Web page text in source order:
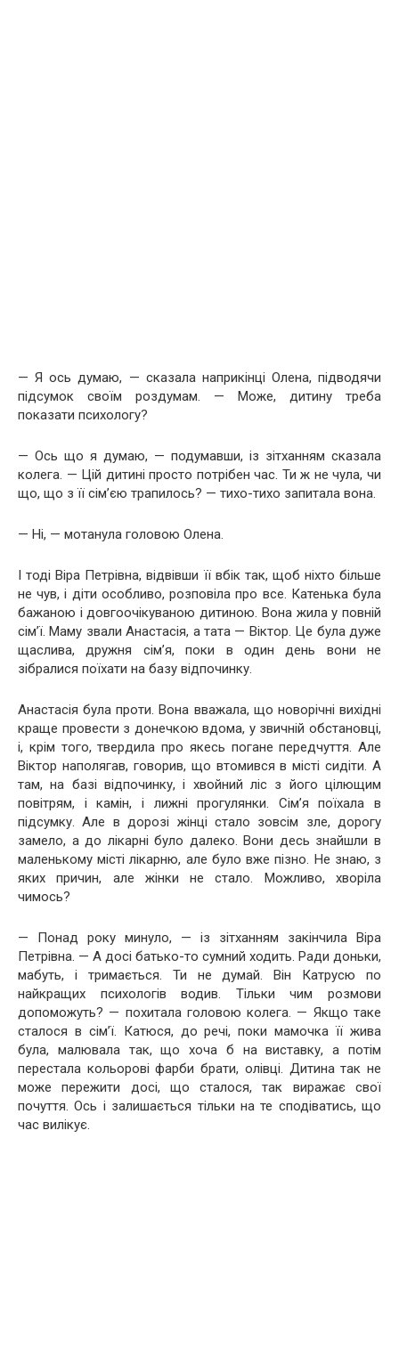
— Я ось думаю, — сказала наприкінці Олена, підводячи
підсумок своїм роздумам. — Може, дитину треба
показати психологу?
— Ось що я думаю, — подумавши, із зітханням сказала
колега. — Цій дитині просто потрібен час. Ти ж не чула, чи
що, що з її сім’єю трапилось? — тихо-тихо запитала вона.
— Ні, — мотанула головою Олена.
І тоді Віра Петрівна, відвівши її вбік так, щоб ніхто більше
не чув, і діти особливо, розповіла про все. Катенька була
бажаною і довгоочікуваною дитиною. Вона жила у повній
сім’ї. Маму звали Анастасія, а тата — Віктор. Це була дуже
щаслива, дружня сім’я, поки в один день вони не
зібралися поїхати на базу відпочинку.
Анастасія була проти. Вона вважала, що новорічні вихідні
краще провести з донечкою вдома, у звичній обстановці,
і, крім того, твердила про якесь погане передчуття. Але
Віктор наполягав, говорив, що втомився в місті сидіти. А
там, на базі відпочинку, і хвойний ліс з його цілющим
повітрям, і камін, і лижні прогулянки. Сім’я поїхала в
підсумку. Але в дорозі жінці стало зовсім зле, дорогу
замело, а до лікарні було далеко. Вони десь знайшли в
маленькому місті лікарню, але було вже пізно. Не знаю, з
яких причин, але жінки не стало. Можливо, хворіла
чимось?
— Понад року минуло, — із зітханням закінчила Віра
Петрівна. — А досі батько-то сумний ходить. Ради доньки,
мабуть, і тримається. Ти не думай. Він Катрусю по
найкращих психологів водив. Тільки чим розмови
допоможуть? — похитала головою колега. — Якщо таке
сталося в сім’ї. Катюся, до речі, поки мамочка її жива
була, малювала так, що хоча б на виставку, а потім
перестала кольорові фарби брати, олівці. Дитина так не
може пережити досі, що сталося, так виражає свої
почуття. Ось і залишається тільки на те сподіватись, що
час вилікує.